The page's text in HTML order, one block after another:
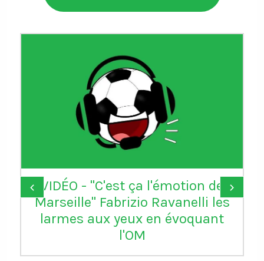
VIDÉO - "C'est ça l'émotion de
Marseille" Fabrizio Ravanelli les
larmes aux yeux en évoquant
l'OM
‹ ›